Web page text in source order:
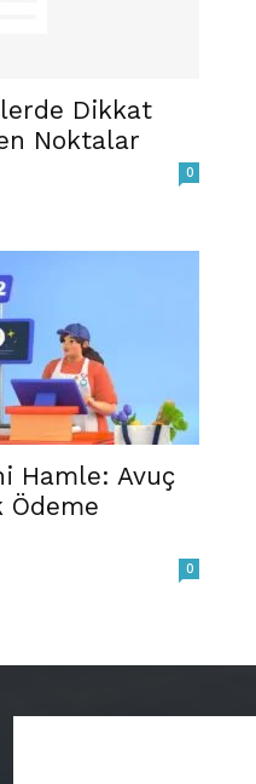
Dikkat
Noktalar
0
Hamle: Avuç
Ödeme
0